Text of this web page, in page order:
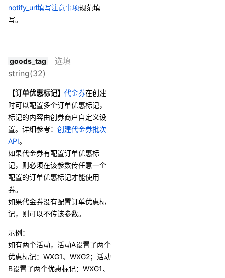
notify_url填写注意事项规范填
写。
goods_tag
选填
string(32)
【订单优惠标记】 代金券在创建
时可以配置多个订单优惠标记，
标记的内容由创券商户自定义设
置。详细参考： 创建代金券批次
API。
如果代金券有配置订单优惠标
记，则必须在该参数传任意一个
配置的订单优惠标记才能使用
券。
如果代金券没有配置订单优惠标
记，则可以不传该参数。
示例：
如有两个活动，活动A设置了两个
优惠标记：WXG1、WXG2；活动
B设置了两个优惠标记：WXG1、